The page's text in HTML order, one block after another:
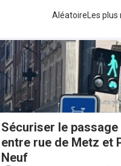
Aléatoire Les
Sécuriser le passage
entre rue de Metz et
Neuf